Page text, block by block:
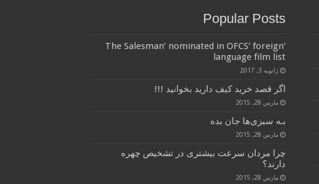
Popular Posts
‘The Salesman’ nominated in OFCS’ foreign
language film list
ژانویه 3, 2017
اگر قصد خرید کیف دارید بخوانید !!!
مارس 28, 2015
بـه سبزی‌ها جان بده
مارس 28, 2015
چرا مردان سرعت بیشتری در تشخیص چهره
دارند؟
مارس 28, 2015